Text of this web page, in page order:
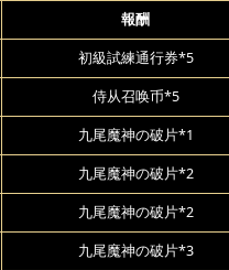
報酬
初級試練通行券*5
侍从召唤币*5
九尾魔神の破片*1
九尾魔神の破片*2
九尾魔神の破片*2
九尾魔神の破片*3